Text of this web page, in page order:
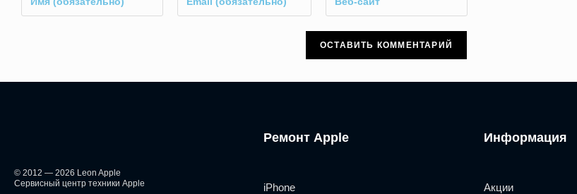
© 2012 — 2026 Leon Apple
Сервисный центр техники Apple
Ремонт Apple
iPhone
Информация
Акции